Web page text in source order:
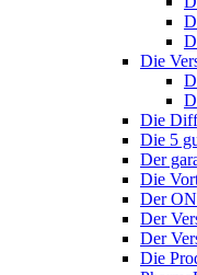
Die
Die
Die 5
Der
Die
Der
Der
Der
Die